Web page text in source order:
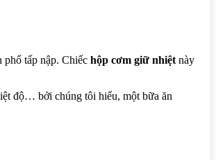
tấp nập. Chiếc hộp cơm giữ nhiệt này
độ… bởi chúng tôi hiểu, một bữa ăn